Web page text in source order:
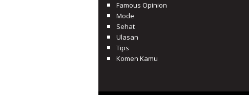
Famous Opinion
Mode
Sehat
Ulasan
Tips
Komen Kamu